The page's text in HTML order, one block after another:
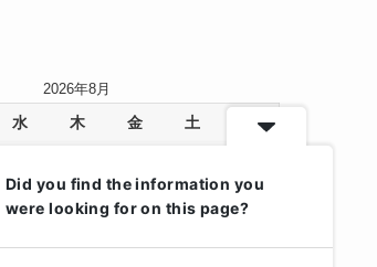
2026年8月
水 木 金 土
6 9
Did you find the information you
were looking for on this page?